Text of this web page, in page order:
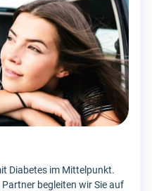
Diabetes im Mittelpunkt.
begleiten wir Sie auf